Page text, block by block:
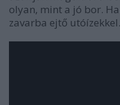
olyan, mint a jó bor.
zavarba ejtő